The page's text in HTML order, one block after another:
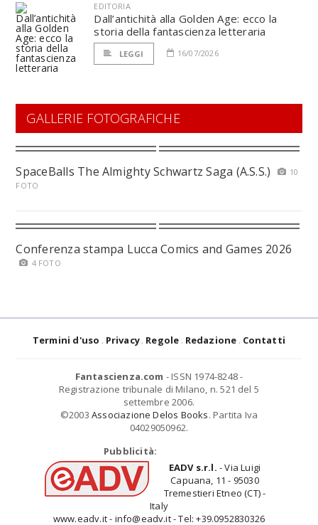
EDITORIA
Dall’antichità alla Golden Age: ecco la
storia della fantascienza letteraria
LEGGI 16/07/2026
GALLERIE FOTOGRAFICHE
SpaceBalls The Almighty Schwartz Saga (A.S.S.)
10
FOTO
Conferenza stampa Lucca Comics and Games 2026
4 FOTO
Termini d'uso Privacy Regole Redazione Contatti
Fantascienza.com - ISSN 1974-8248 -
Registrazione tribunale di Milano, n. 521 del 5
settembre 2006.
©2003 Associazione Delos Books. Partita Iva
04029050962.
Pubblicità:
EADV s.r.l. - Via Luigi
Capuana, 11 - 95030
Tremestieri Etneo (CT) -
Italy
www.eadv.it - info@eadv.it - Tel: +39.0952830326